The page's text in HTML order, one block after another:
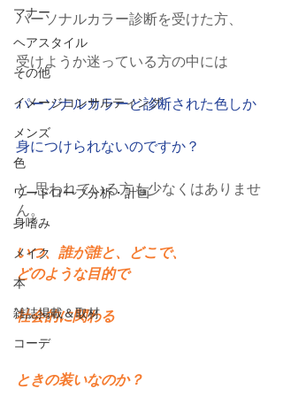
マナー
ヘアスタイル
その他
イメージコンサルティング
メンズ
色
ワードローブ分析・計画
身嗜み
メイク
本
雑誌掲載＆取材
コーデ
パーソナルカラー診断を受けた方、
受けようか迷っている方の中には
パーソナルカラーと診断された色しか
身につけられないのですか？
と 思われている方も少なくはありませ
ん。
いつ、誰が誰と、どこで、
どのような目的で
社会的に関わる
ときの装いなのか？